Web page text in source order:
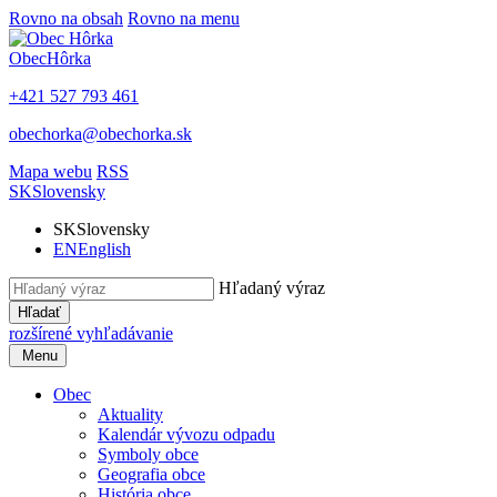
Rovno na obsah Rovno na menu
ObecHôrka
+421 527 793 461
obechorka@obechorka.sk
Mapa webu RSS
SKSlovensky
SKSlovensky
ENEnglish
Hľadaný výraz
Hľadať
rozšírené vyhľadávanie
Menu
Obec
Aktuality
Kalendár vývozu odpadu
Symboly obce
Geografia obce